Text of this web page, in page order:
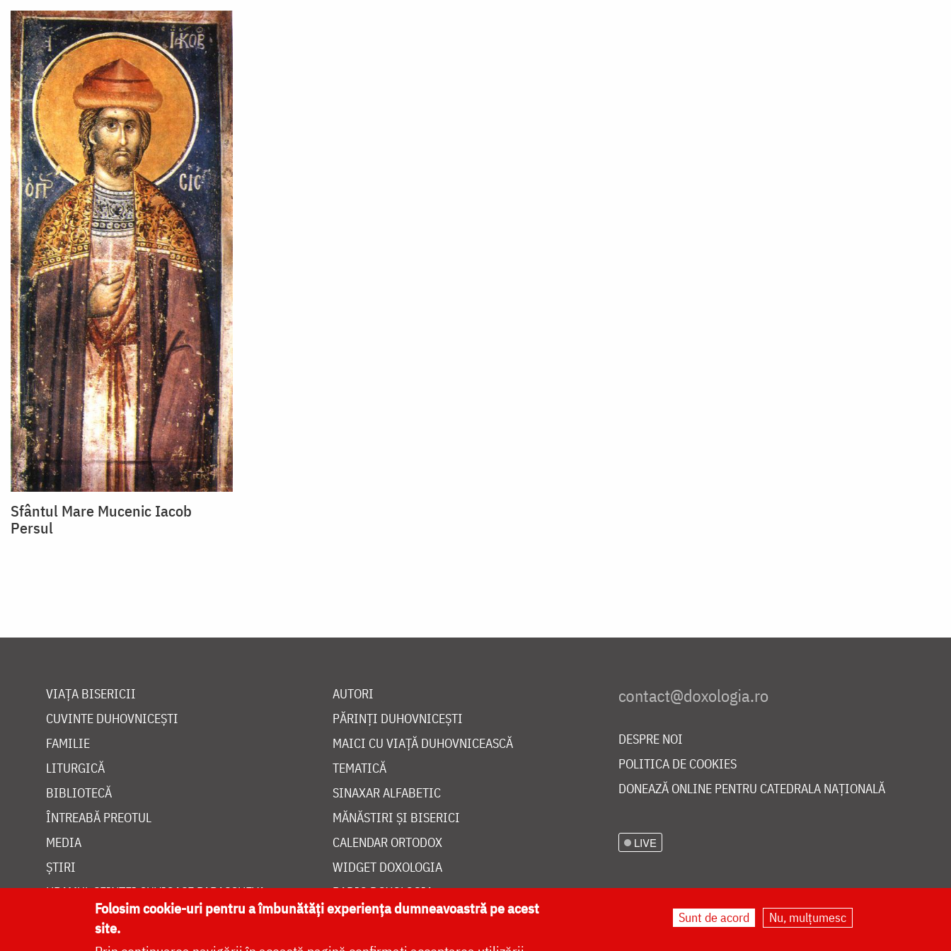
Sfântul Mare Mucenic Iacob
Persul
VIAȚA BISERICII
CUVINTE DUHOVNICEȘTI
FAMILIE
LITURGICĂ
BIBLIOTECĂ
ÎNTREABĂ PREOTUL
MEDIA
ȘTIRI
HRAMUL SFINTEI CUVIOASE PARASCHEVA
AUTORI
PĂRINȚI DUHOVNICEȘTI
MAICI CU VIAȚĂ DUHOVNICEASCĂ
TEMATICĂ
SINAXAR ALFABETIC
MĂNĂSTIRI ȘI BISERICI
CALENDAR ORTODOX
WIDGET DOXOLOGIA
RADIO DOXOLOGIA
DESPRE NOI
POLITICA DE COOKIES
DONEAZĂ ONLINE PENTRU CATEDRALA NAȚIONALĂ
LIVE
Folosim cookie-uri pentru a îmbunătăți experiența dumneavoastră pe acest
site.
Sunt de acord Nu, mulțumesc